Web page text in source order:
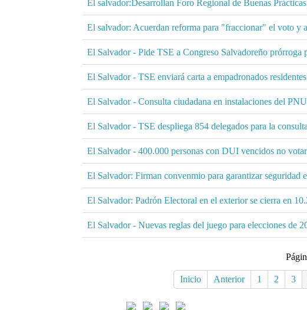
El salvador:Desarrollan Foro Regional de Buenas
El salvador: Acuerdan reforma para "fraccionar" el voto y
El Salvador - Pide TSE a Congreso Salvadoreño prórroga
El Salvador - TSE enviará carta a empadronados
El Salvador - Consulta ciudadana en instalaciones del
El Salvador - TSE despliega 854 delegados para la
El Salvador - 400.000 personas con DUI vencidos no
El Salvador: Firman convenmio para garantizar seguridad
El Salvador: Padrón Electoral en el exterior se cierra en
El Salvador - Nuevas reglas del juego para elecciones de
Inicio Anterior 1 2 3